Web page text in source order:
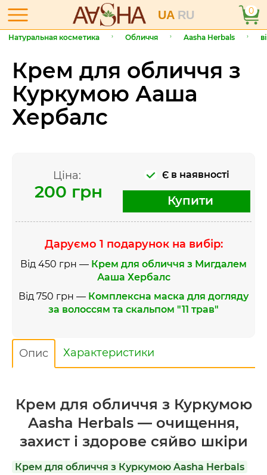
UA RU 0
Натуральная косметика Обличчя Aasha Herbals
Крем для обличчя з
Куркумою Ааша
Хербалс
Ціна:
200 грн
Є в наявності
Купити
Даруємо 1 подарунок на вибір:
Від 450 грн — Крем для обличчя з Мигдалем
Ааша Хербалс
Від 750 грн — Комплексна маска для догляду
за волоссям та скальпом "11 трав"
Опис Характеристики
Крем для обличчя з Куркумою
Aasha Herbals — очищення,
захист і здорове сяйво шкіри
Крем для обличчя з Куркумою Aasha Herbals